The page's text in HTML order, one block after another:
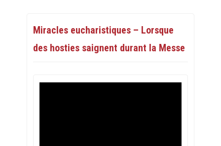
Miracles eucharistiques – Lorsque
des hosties saignent durant la Messe